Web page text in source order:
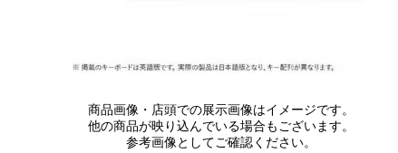
商品画像・店頭での展示画像はイメージです。
他の商品が映り込んでいる場合もございます。
参考画像としてご確認ください。